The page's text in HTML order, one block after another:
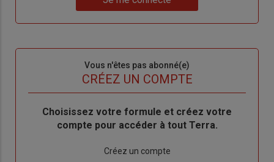
de
me
Vous n'êtes pas abonné(e)
CRÉEZ UN COMPTE
BodyChoisissez votre formule et créez votre
compte pour accéder à tout Terra.
Créez un compte